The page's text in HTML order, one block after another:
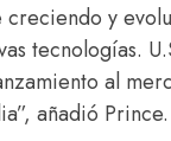
y
tecnologías.
al
añadió Prince.